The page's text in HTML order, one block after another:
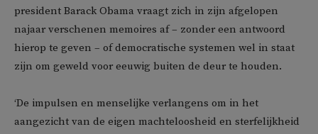
president Barack Obama vraagt zich in zijn afgelopen
najaar verschenen memoires af – zonder een antwoord
hierop te geven – of democratische systemen wel in staat
zijn om geweld voor eeuwig buiten de deur te houden.
‘De impulsen en menselijke verlangens om in het
aangezicht van de eigen machteloosheid en sterfelijkheid